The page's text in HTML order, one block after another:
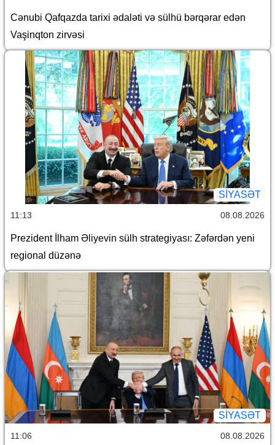
Cənubi Qafqazda tarixi ədaləti və sülhü bərqərar edən
Vaşinqton zirvəsi
SİYASƏT
11:13 08.08.2026
Prezident İlham Əliyevin sülh strategiyası: Zəfərdən yeni
regional düzənə
SİYASƏT
11:06 08.08.2026